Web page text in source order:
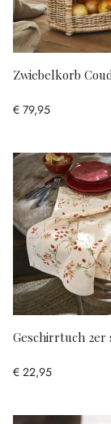
Zwiebelkorb
€ 79,95
Geschirrtuch 2er
€ 22,95